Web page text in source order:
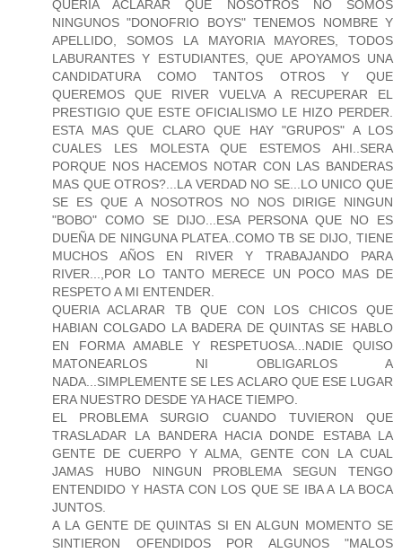
QUERIA ACLARAR QUE NOSOTROS NO SOMOS
NINGUNOS "DONOFRIO BOYS" TENEMOS NOMBRE Y
APELLIDO, SOMOS LA MAYORIA MAYORES, TODOS
LABURANTES Y ESTUDIANTES, QUE APOYAMOS UNA
CANDIDATURA COMO TANTOS OTROS Y QUE
QUEREMOS QUE RIVER VUELVA A RECUPERAR EL
PRESTIGIO QUE ESTE OFICIALISMO LE HIZO PERDER.
ESTA MAS QUE CLARO QUE HAY "GRUPOS" A LOS
CUALES LES MOLESTA QUE ESTEMOS AHI..SERA
PORQUE NOS HACEMOS NOTAR CON LAS BANDERAS
MAS QUE OTROS?...LA VERDAD NO SE...LO UNICO QUE
SE ES QUE A NOSOTROS NO NOS DIRIGE NINGUN
"BOBO" COMO SE DIJO...ESA PERSONA QUE NO ES
DUEÑA DE NINGUNA PLATEA..COMO TB SE DIJO, TIENE
MUCHOS AÑOS EN RIVER Y TRABAJANDO PARA
RIVER...,POR LO TANTO MERECE UN POCO MAS DE
RESPETO A MI ENTENDER.
QUERIA ACLARAR TB QUE CON LOS CHICOS QUE
HABIAN COLGADO LA BADERA DE QUINTAS SE HABLO
EN FORMA AMABLE Y RESPETUOSA...NADIE QUISO
MATONEARLOS NI OBLIGARLOS A
NADA...SIMPLEMENTE SE LES ACLARO QUE ESE LUGAR
ERA NUESTRO DESDE YA HACE TIEMPO.
EL PROBLEMA SURGIO CUANDO TUVIERON QUE
TRASLADAR LA BANDERA HACIA DONDE ESTABA LA
GENTE DE CUERPO Y ALMA, GENTE CON LA CUAL
JAMAS HUBO NINGUN PROBLEMA SEGUN TENGO
ENTENDIDO Y HASTA CON LOS QUE SE IBA A LA BOCA
JUNTOS.
A LA GENTE DE QUINTAS SI EN ALGUN MOMENTO SE
SINTIERON OFENDIDOS POR ALGUNOS "MALOS